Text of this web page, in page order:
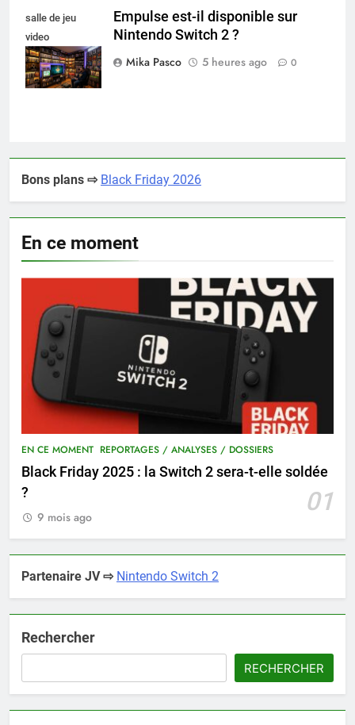
salle de jeu
video
collectionneur
Empulse est-il disponible sur
Nintendo Switch 2 ?
Mika Pasco
5 heures ago 0
Bons plans ⇨ Black Friday 2026
En ce moment
EN CE MOMENT REPORTAGES / ANALYSES / DOSSIERS
Black Friday 2025 : la Switch 2 sera-t-elle soldée
?
01
9 mois ago
Partenaire JV ⇨ Nintendo Switch 2
Rechercher
RECHERCHER